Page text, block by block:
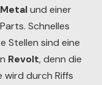
und einer
Schnelles
Stellen sind eine
Revolt, denn die
wird durch Riffs